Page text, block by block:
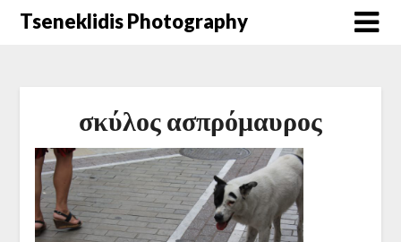
Μετάβαση
Tseneklidis Photography
σκύλος ασπρόμαυρος